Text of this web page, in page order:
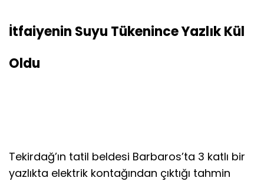
İtfaiyenin Suyu Tükenince Yazlık Kül
Oldu
Tekirdağ’ın tatil beldesi Barbaros’ta 3 katlı bir
yazlıkta elektrik kontağından çıktığı tahmin